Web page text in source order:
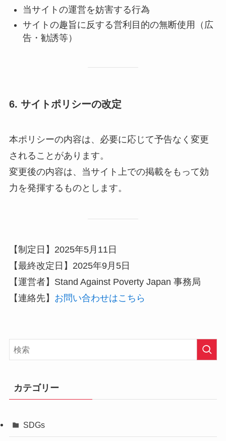
当サイトの運営を妨害する行為
サイトの趣旨に反する営利目的の無断使用（広
告・勧誘等）
6. サイトポリシーの改定
本ポリシーの内容は、必要に応じて予告なく変更
されることがあります。
変更後の内容は、当サイト上での掲載をもって効
力を発揮するものとします。
【制定日】2025年5月11日
【最終改定日】2025年9月5日
【運営者】Stand Against Poverty Japan 事務局
【連絡先】 お問い合わせはこちら
カテゴリー
SDGs